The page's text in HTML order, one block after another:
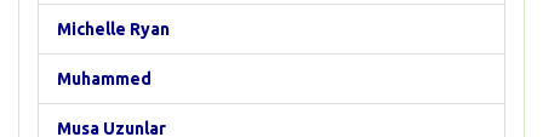
Michelle Ryan
Muhammed
Musa Uzunlar